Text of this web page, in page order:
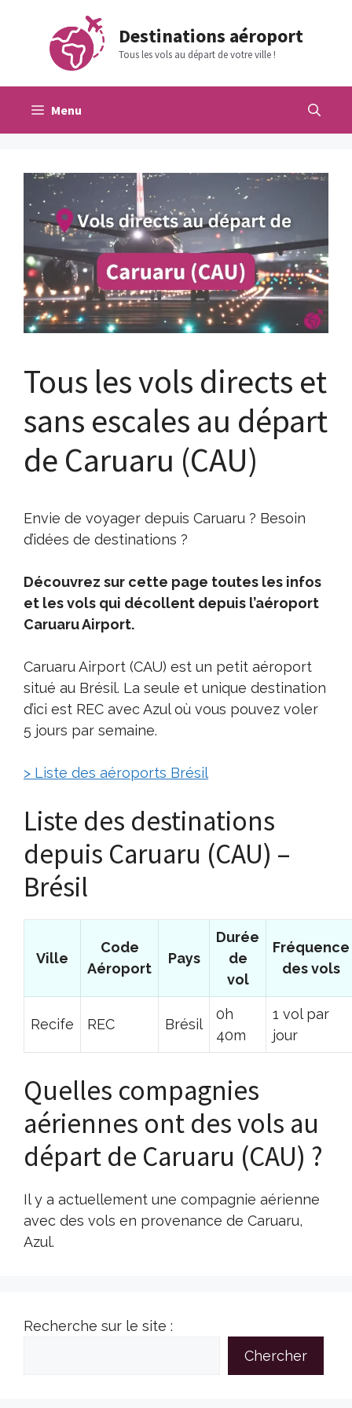
contenu
Destinations aéroport
Tous les vols au départ de votre ville !
Menu
Tous les vols directs et
sans escales au départ
de Caruaru (CAU)
Envie de voyager depuis Caruaru ? Besoin
d’idées de destinations ?
Découvrez sur cette page toutes les infos
et les vols qui décollent depuis l’aéroport
Caruaru Airport.
Caruaru Airport (CAU) est un petit aéroport
situé au Brésil. La seule et unique destination
d’ici est REC avec Azul où vous pouvez voler
5 jours par semaine.
> Liste des aéroports Brésil
Liste des destinations
depuis Caruaru (CAU) –
Brésil
Ville
Code
Aéroport
Pays
Durée
de
vol
Fréquence
des vols
Recife REC Brésil
0h
40m
1 vol par
jour
Quelles compagnies
aériennes ont des vols au
départ de Caruaru (CAU) ?
Il y a actuellement une compagnie aérienne
avec des vols en provenance de Caruaru,
Azul.
Recherche sur le site :
Chercher